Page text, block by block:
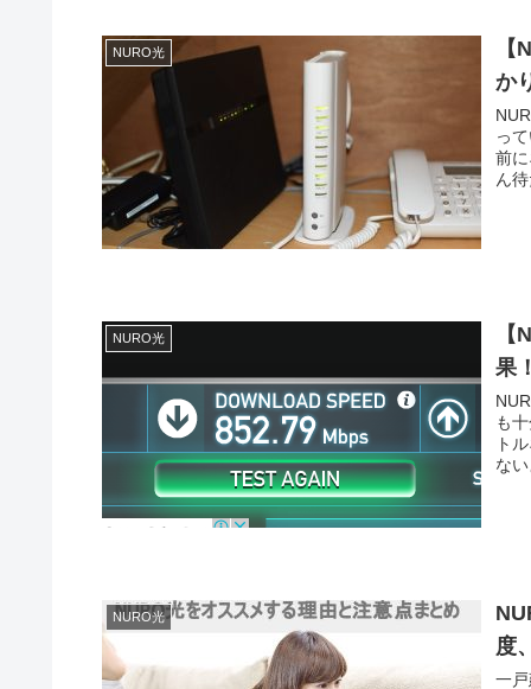
NURO光
か
っ
前
ん
NURO光
果
も
ト
NURO光
度
一